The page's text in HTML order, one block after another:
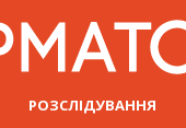
РОЗСЛІДУВАННЯ